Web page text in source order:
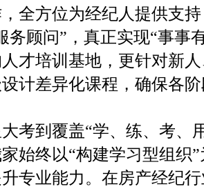
全方位为经纪人提供支
务顾问”，真正实现“事事
才培训基地，更针对新
计差异化课程，确保各
到覆盖“学、练、考、
始终以“构建学习型组织
专业能力。在房产经纪